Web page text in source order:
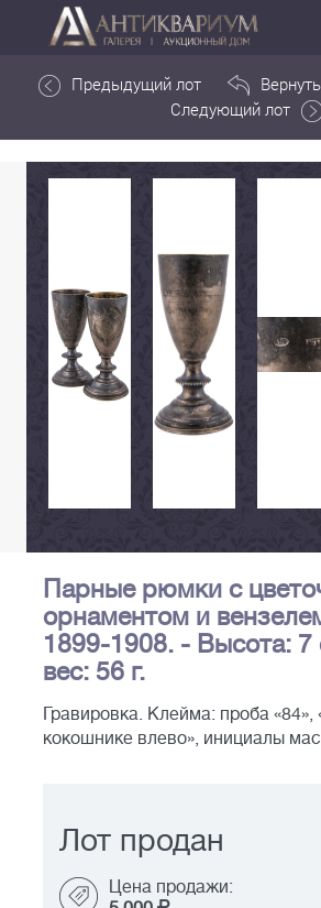
Предыдущий лот
Следующий лот
Парные рюмки с
орнаментом и
1899-1908. - Высота:
вес: 56 г.
Гравировка. Клейма: проба «84»,
кокошнике влево», инициалы
Лот продан
Цена продажи: